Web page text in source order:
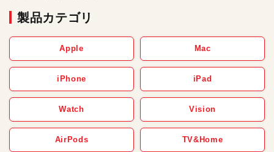
製品カテゴリ
Apple Mac
iPhone iPad
Watch Vision
AirPods TV&Home